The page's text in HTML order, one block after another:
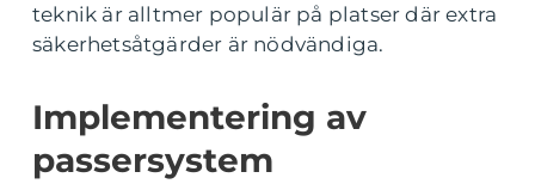
teknik är alltmer populär på platser där extra
säkerhetsåtgärder är nödvändiga.
Implementering av
passersystem